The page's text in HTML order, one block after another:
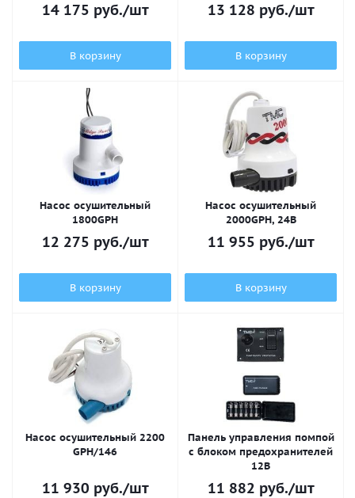
14 175 руб./шт
В корзину
13 128 руб./шт
В корзину
Насос осушительный
1800GPH
12 275 руб./шт
В корзину
Насос осушительный
2000GPH, 24В
11 955 руб./шт
В корзину
Насос осушительный 2200
GPH/146
11 930 руб./шт
Панель управления помпой
с блоком предохранителей
12В
11 882 руб./шт